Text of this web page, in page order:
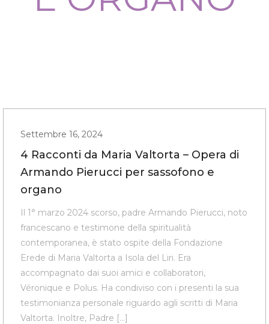
Settembre 16, 2024
4 Racconti da Maria Valtorta – Opera di
Armando Pierucci per sassofono e
organo
Il 1° marzo 2024 scorso, padre Armando Pierucci, noto
francescano e testimone della spiritualità
contemporanea, è stato ospite della Fondazione
Erede di Maria Valtorta a Isola del Liri. Era
accompagnato dai suoi amici e collaboratori,
Véronique e Polus. Ha condiviso con i presenti la sua
testimonianza personale riguardo agli scritti di Maria
Valtorta. Inoltre, Padre […]